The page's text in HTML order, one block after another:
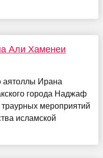
Али Хаменеи
аятоллы Ирана
города Наджаф
мероприятий
исламской